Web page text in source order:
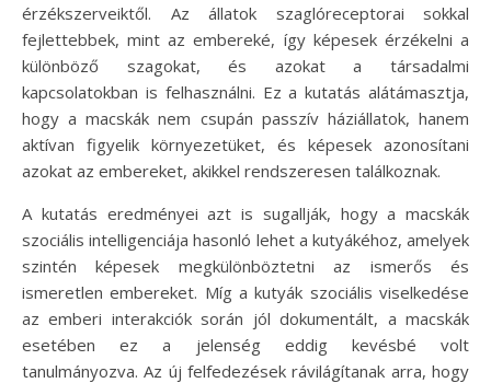
érzékszerveiktől. Az állatok szaglóreceptorai sokkal
fejlettebbek, mint az embereké, így képesek érzékelni a
különböző szagokat, és azokat a társadalmi
kapcsolatokban is felhasználni. Ez a kutatás alátámasztja,
hogy a macskák nem csupán passzív háziállatok, hanem
aktívan figyelik környezetüket, és képesek azonosítani
azokat az embereket, akikkel rendszeresen találkoznak.
A kutatás eredményei azt is sugallják, hogy a macskák
szociális intelligenciája hasonló lehet a kutyákéhoz, amelyek
szintén képesek megkülönböztetni az ismerős és
ismeretlen embereket. Míg a kutyák szociális viselkedése
az emberi interakciók során jól dokumentált, a macskák
esetében ez a jelenség eddig kevésbé volt
tanulmányozva. Az új felfedezések rávilágítanak arra, hogy